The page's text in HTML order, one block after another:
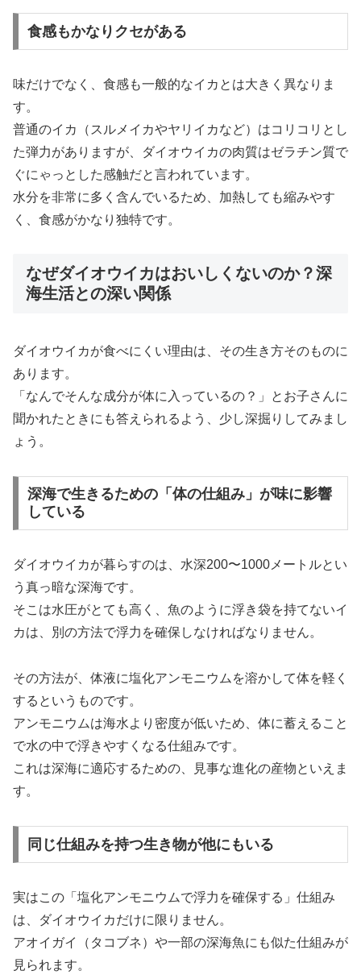
食感もかなりクセがある
味だけでなく、食感も一般的なイカとは大きく異なりま
す。
普通のイカ（スルメイカやヤリイカなど）はコリコリとし
た弾力がありますが、ダイオウイカの肉質はゼラチン質で
ぐにゃっとした感触だと言われています。
水分を非常に多く含んでいるため、加熱しても縮みやす
く、食感がかなり独特です。
なぜダイオウイカはおいしくないのか？深
海生活との深い関係
ダイオウイカが食べにくい理由は、その生き方そのものに
あります。
「なんでそんな成分が体に入っているの？」とお子さんに
聞かれたときにも答えられるよう、少し深掘りしてみまし
ょう。
深海で生きるための「体の仕組み」が味に影響
している
ダイオウイカが暮らすのは、水深200〜1000メートルとい
う真っ暗な深海です。
そこは水圧がとても高く、魚のように浮き袋を持てないイ
カは、別の方法で浮力を確保しなければなりません。
その方法が、体液に塩化アンモニウムを溶かして体を軽く
するというものです。
アンモニウムは海水より密度が低いため、体に蓄えること
で水の中で浮きやすくなる仕組みです。
これは深海に適応するための、見事な進化の産物といえま
す。
同じ仕組みを持つ生き物が他にもいる
実はこの「塩化アンモニウムで浮力を確保する」仕組み
は、ダイオウイカだけに限りません。
アオイガイ（タコブネ）や一部の深海魚にも似た仕組みが
見られます。